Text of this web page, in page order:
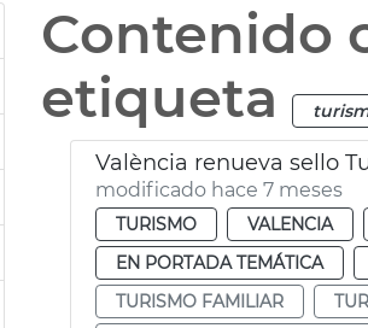
Contenido
etiqueta
València renueva sello
modificado hace 7 meses
TURISMO VALENCIA
EN PORTADA TEMÁTICA
TURISMO FAMILIAR